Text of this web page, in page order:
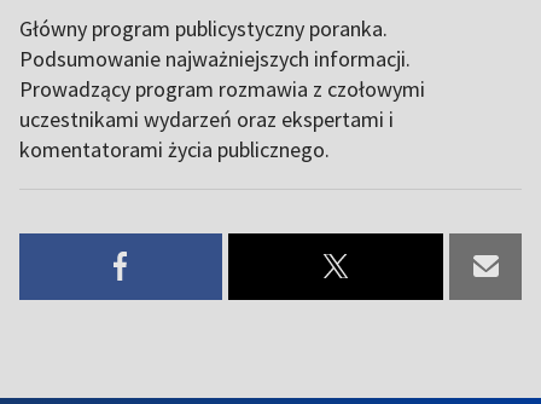
Główny program publicystyczny poranka.
Podsumowanie najważniejszych informacji.
Prowadzący program rozmawia z czołowymi
uczestnikami wydarzeń oraz ekspertami i
komentatorami życia publicznego.